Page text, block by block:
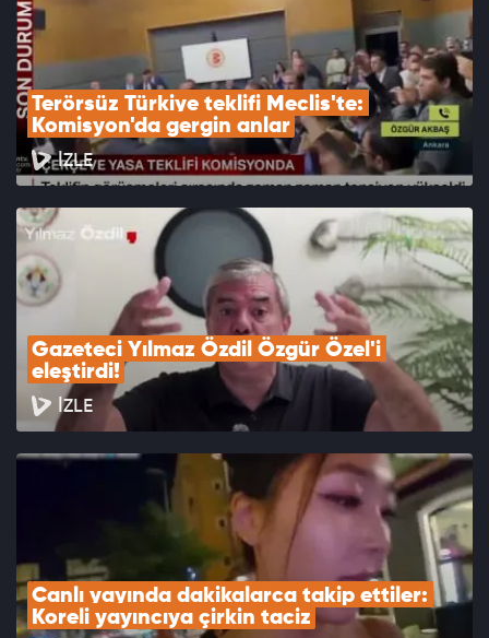
Terörsüz Türkiye teklifi Meclis'te:
Komisyon'da gergin anlar
İZLE
Gazeteci Yılmaz Özdil Özgür Özel'i
eleştirdi!
İZLE
Canlı yayında dakikalarca takip ettiler:
Koreli yayıncıya çirkin taciz